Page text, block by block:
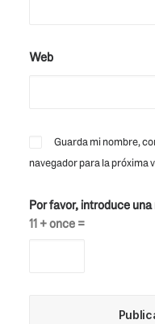
Web
Guarda mi nombre,
navegador para la próxima
Por favor, introduce
11 + once =